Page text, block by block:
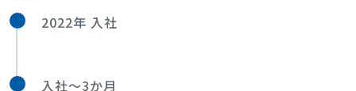
2022年 入社
入社～3か月